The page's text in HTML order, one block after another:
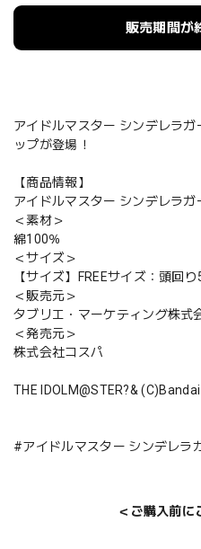
販売期間が
アイドルマスター シンデレラ
ップが登場！
【商品情報】
アイドルマスター シンデレラ
＜素材＞
綿100％
＜サイズ＞
【サイズ】FREEサイズ：頭回
＜販売元＞
タブリエ・マーケティング株式
＜発売元＞
株式会社コスパ
THE IDOLM@STER?&
#アイドルマスター シンデレラ
＜ご購入前に